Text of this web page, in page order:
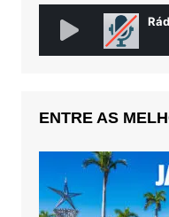
ENTRE AS